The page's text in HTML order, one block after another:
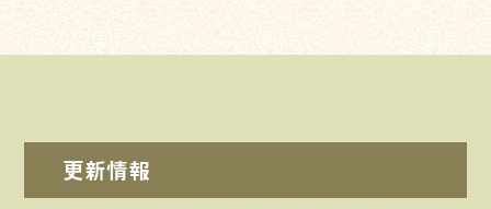
更新情報